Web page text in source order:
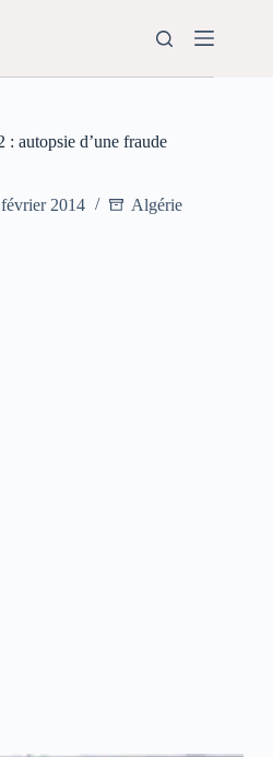
: autopsie d’une fraude
2014 Algérie